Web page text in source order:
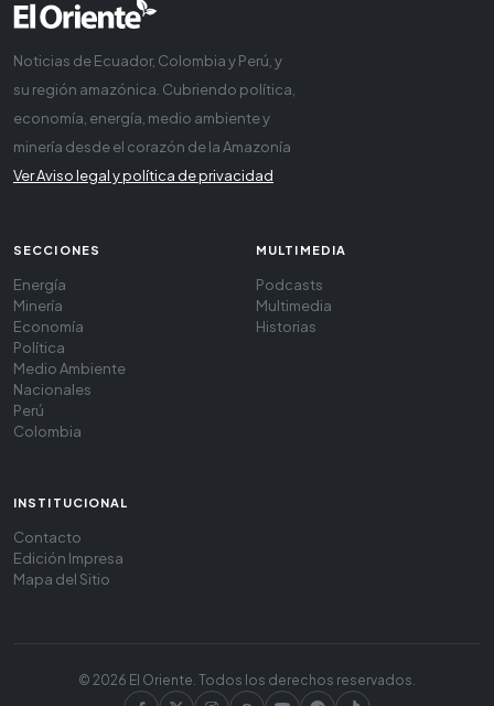
Noticias de Ecuador, Colombia y Perú, y
su región amazónica. Cubriendo política,
economía, energía, medio ambiente y
minería desde el corazón de la Amazonía
Ver Aviso legal y política de privacidad
SECCIONES
Energía
Minería
Economía
Política
Medio Ambiente
Nacionales
Perú
Colombia
MULTIMEDIA
Podcasts
Multimedia
Historias
INSTITUCIONAL
Contacto
Edición Impresa
Mapa del Sitio
© 2026 El Oriente. Todos los derechos reservados.